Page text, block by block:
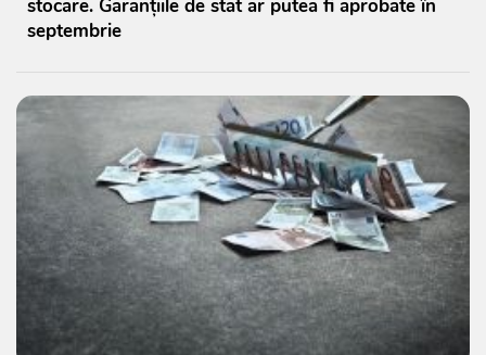
stocare. Garanțiile de stat ar putea fi aprobate în
septembrie